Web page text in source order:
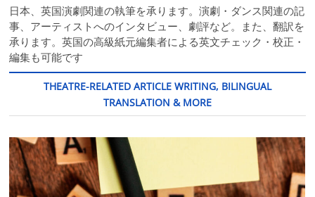
日本、英国演劇関連の執筆を承ります。演劇・ダンス関連の記
事、アーティストへのインタビュー、劇評など。また、翻訳を
承ります。英国の高級紙元編集者による英文チェック・校正・
編集も可能です
THEATRE-RELATED ARTICLE WRITING, BILINGUAL
TRANSLATION & MORE